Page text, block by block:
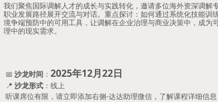
📅 沙龙时间 ： 2025年12月22日
📍 沙龙形式 ：线上
听课席位有限，请立即添加右侧-达达助理微信，了解课程详细信息
我们聚焦国际调解人才的成长与实践转化，邀请多位海外资深调
职业发展路径展开交流与对话。重点探讨：如何通过系统化技能
境争端预防中的可用工具，让调解在企业治理与商业决策中，成
理中的现实需求。